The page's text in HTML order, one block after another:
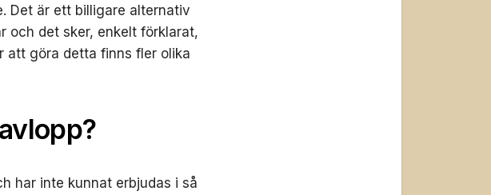
Det är ett billigare alternativ
och det sker, enkelt förklarat,
att göra detta finns fler olika
har inte kunnat erbjudas i så